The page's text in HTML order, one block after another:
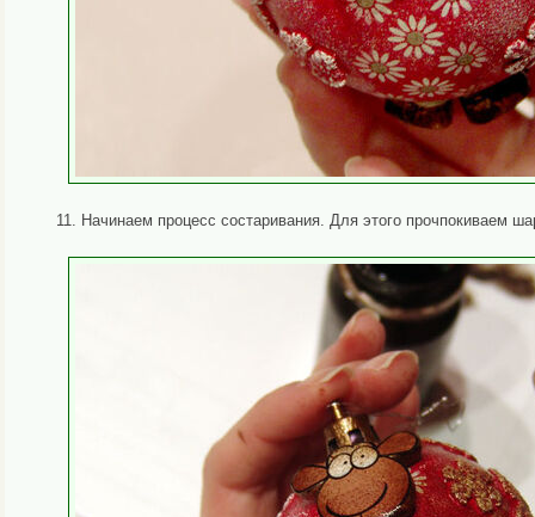
11. Начинаем процесс состаривания. Для этого прочпокиваем